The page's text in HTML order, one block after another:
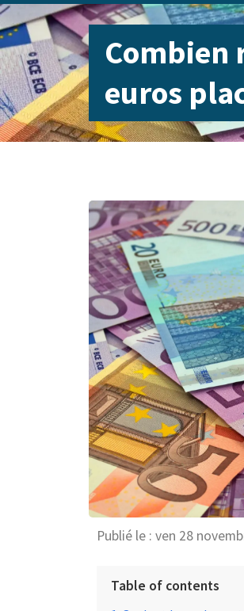
Combien
euros
Publié le : ven 28
Table of contents